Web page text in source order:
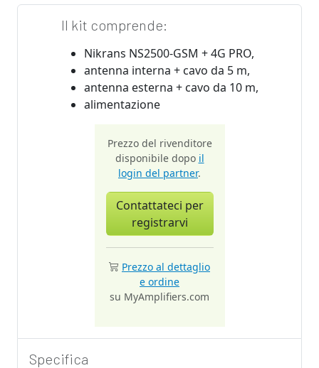
Il kit comprende:
Nikrans NS2500-GSM + 4G PRO,
antenna interna + cavo da 5 m,
antenna esterna + cavo da 10 m,
alimentazione
Prezzo del rivenditore
disponibile dopo il
login del partner.
Contattateci per
registrarvi
Prezzo al dettaglio
e ordine
su MyAmplifiers.com
Specifica